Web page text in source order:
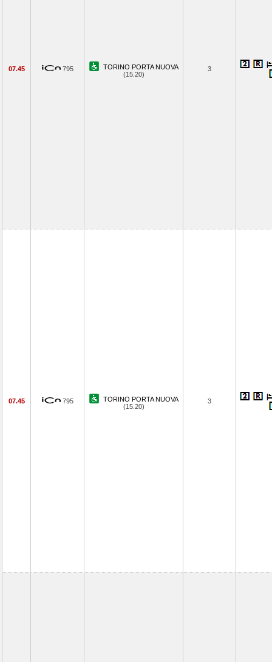
07.45 795
TORINO PORTA NUOVA
(15.20)
3
07.45 795
TORINO PORTA NUOVA
(15.20)
3